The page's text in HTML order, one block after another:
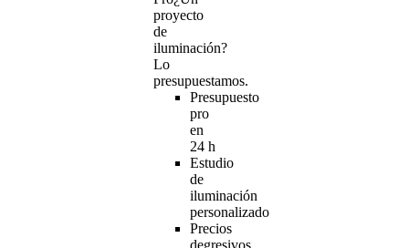
proyecto
de
iluminación?
Lo
presupuestamos.
Presupuesto
pro
en
24 h
Estudio
de
iluminación
personalizado
Precios
degresivos